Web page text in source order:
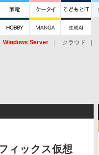
Windows Server クラウド
ィックス仮想